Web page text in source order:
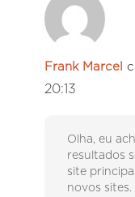
Frank Marcel
20:13
Olha, eu
resultados
site
novos sites.